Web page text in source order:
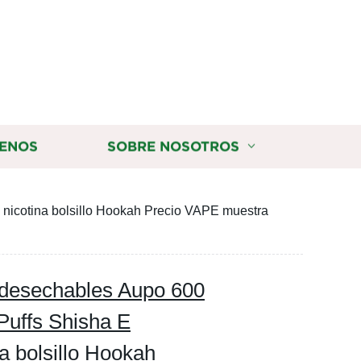
SOBRE NOSOTROS
bolsillo Hookah Precio VAPE muestra
Aupo 600
Shisha E
bolsillo Hookah